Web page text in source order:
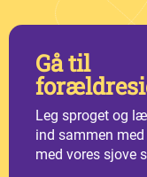
Gå til
Leg sproget og
ind sammen
med vores sjove